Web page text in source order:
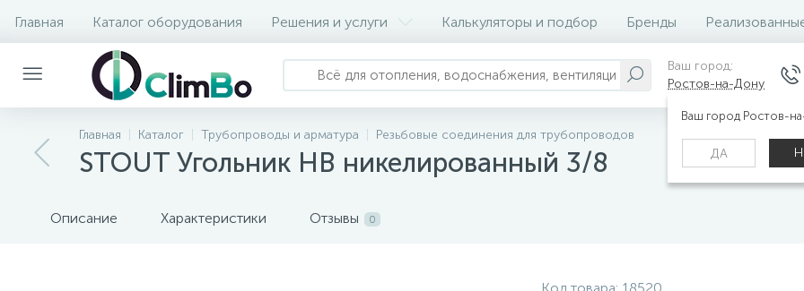
Главная Каталог оборудования Решения и услуги Калькуляторы и подбор Бренды
Ваш город:
Ростов-на-Дону
Ваш город Ростов-
ДА
Главная Каталог Трубопроводы и арматура Резьбовые соединения для трубопроводов
STOUT Угольник НВ никелированный 3/8
Описание Характеристики Отзывы 0